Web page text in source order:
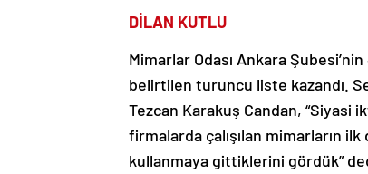
DİLAN KUTLU
Mimarlar Odası Ankara
belirtilen turuncu liste kazandı.
Tezcan Karakuş Candan,
firmalarda çalışılan mimarların
kullanmaya gittiklerini gördük”